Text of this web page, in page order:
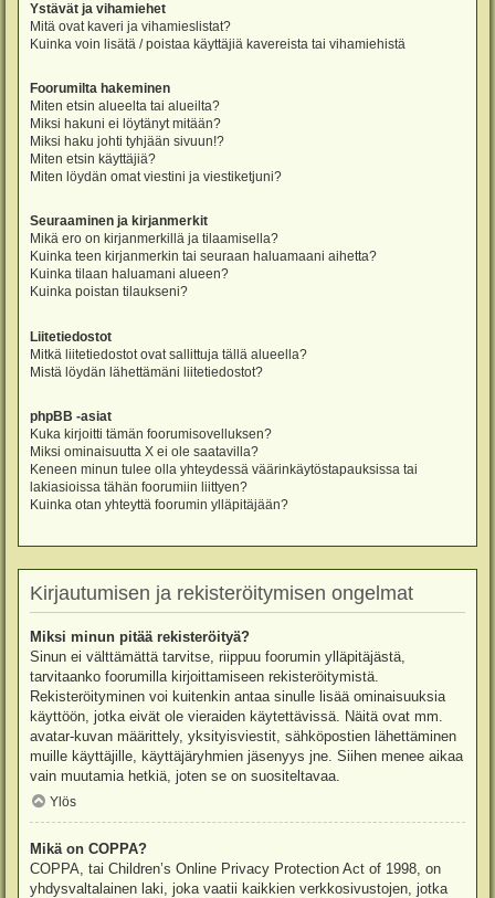
Ystävät ja vihamiehet
Mitä ovat kaveri ja vihamieslistat?
Kuinka voin lisätä / poistaa käyttäjiä kavereista tai vihamiehistä
Foorumilta hakeminen
Miten etsin alueelta tai alueilta?
Miksi hakuni ei löytänyt mitään?
Miksi haku johti tyhjään sivuun!?
Miten etsin käyttäjiä?
Miten löydän omat viestini ja viestiketjuni?
Seuraaminen ja kirjanmerkit
Mikä ero on kirjanmerkillä ja tilaamisella?
Kuinka teen kirjanmerkin tai seuraan haluamaani aihetta?
Kuinka tilaan haluamani alueen?
Kuinka poistan tilaukseni?
Liitetiedostot
Mitkä liitetiedostot ovat sallittuja tällä alueella?
Mistä löydän lähettämäni liitetiedostot?
phpBB -asiat
Kuka kirjoitti tämän foorumisovelluksen?
Miksi ominaisuutta X ei ole saatavilla?
Keneen minun tulee olla yhteydessä väärinkäytöstapauksissa tai
lakiasioissa tähän foorumiin liittyen?
Kuinka otan yhteyttä foorumin ylläpitäjään?
Kirjautumisen ja rekisteröitymisen ongelmat
Miksi minun pitää rekisteröityä?
Sinun ei välttämättä tarvitse, riippuu foorumin ylläpitäjästä,
tarvitaanko foorumilla kirjoittamiseen rekisteröitymistä.
Rekisteröityminen voi kuitenkin antaa sinulle lisää ominaisuuksia
käyttöön, jotka eivät ole vieraiden käytettävissä. Näitä ovat mm.
avatar-kuvan määrittely, yksityisviestit, sähköpostien lähettäminen
muille käyttäjille, käyttäjäryhmien jäsenyys jne. Siihen menee aikaa
vain muutamia hetkiä, joten se on suositeltavaa.
Ylös
Mikä on COPPA?
COPPA, tai Children’s Online Privacy Protection Act of 1998, on
yhdysvaltalainen laki, joka vaatii kaikkien verkkosivustojen, jotka